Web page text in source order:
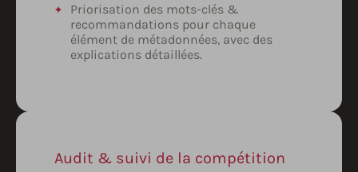
Priorisation des mots-clés &
recommandations pour chaque
élément de métadonnées, avec des
explications détaillées.
Audit & suivi de la compétition